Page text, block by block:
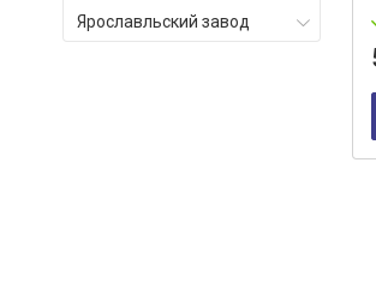
Ярославльский завод
в наличии